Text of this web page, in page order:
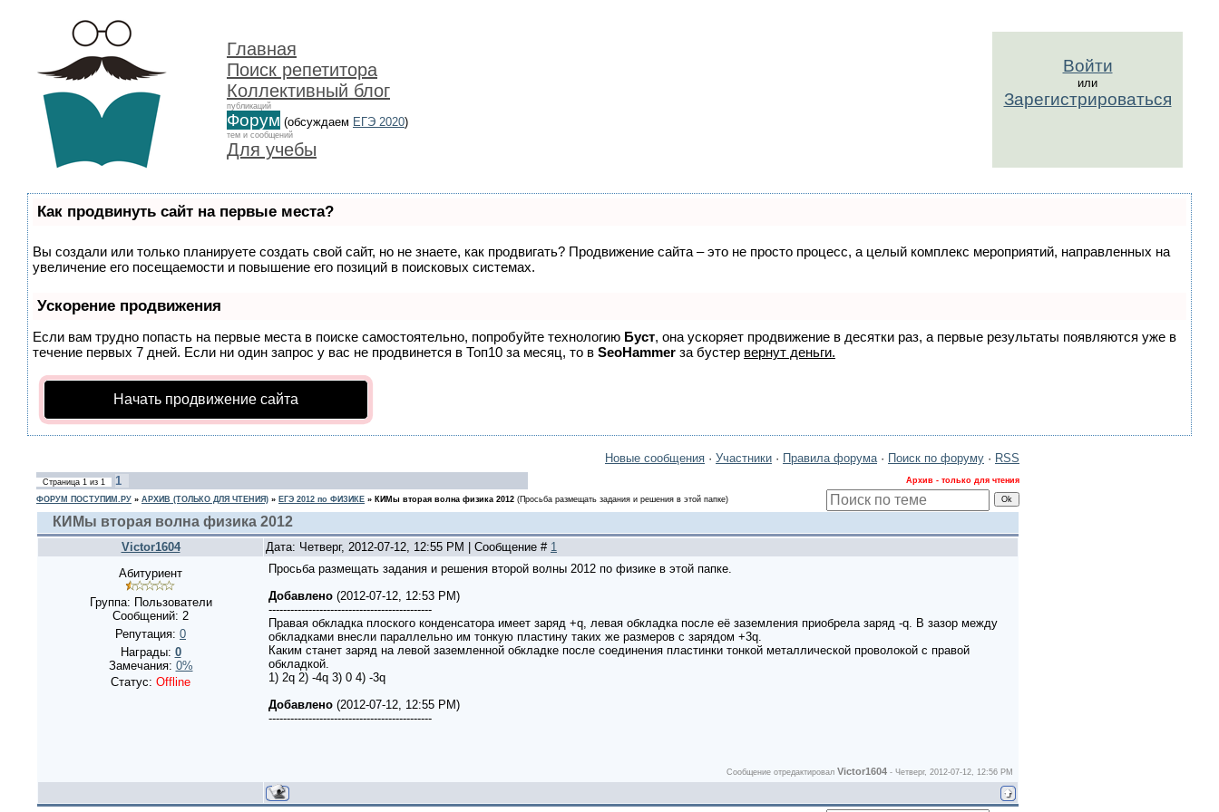
Главная
Поиск репетитора
Коллективный блог
публикаций
Форум (обсуждаем ЕГЭ 2020)
тем и сообщений
Для учебы
Войти
или
Зарегистрироваться
Как продвинуть сайт на первые места?
Вы создали или только планируете создать свой сайт, но не знаете, как продвигать? Продвижение сайта – это не просто процесс, а целый комплекс мероприятий, направленных на
увеличение его посещаемости и повышение его позиций в поисковых системах.
Ускорение продвижения
Если вам трудно попасть на первые места в поиске самостоятельно, попробуйте технологию Буст, она ускоряет продвижение в десятки раз, а первые результаты появляются уже в
течение первых 7 дней. Если ни один запрос у вас не продвинется в Топ10 за месяц, то в SeoHammer за бустер вернут деньги.
Начать продвижение сайта
Новые сообщения · Участники · Правила форума· Поиск по форуму · RSS
Страница 1 из 1 1 Архив - только для чтения
ФОРУМ ПОСТУПИМ.РУ » АРХИВ (ТОЛЬКО ДЛЯ ЧТЕНИЯ) » ЕГЭ 2012 по ФИЗИКЕ » КИМы вторая волна физика 2012 (Просьба размещать задания и решения в этой папке)
КИМы вторая волна физика 2012
Victor1604 Дата: Четверг, 2012-07-12, 12:55 PM | Сообщение # 1
Абитуриент
Группа: Пользователи
Сообщений: 2
Репутация: 0
Награды: 0
Замечания: 0%
Статус: Offline
Просьба размещать задания и решения второй волны 2012 по физике в этой папке.
Добавлено (2012-07-12, 12:53 PM)
---------------------------------------------
Правая обкладка плоского конденсатора имеет заряд +q, левая обкладка после её заземления приобрела заряд -q. В зазор между
обкладками внесли параллельно им тонкую пластину таких же размеров с зарядом +3q.
Каким станет заряд на левой заземленной обкладке после соединения пластинки тонкой металлической проволокой с правой
обкладкой.
1) 2q 2) -4q 3) 0 4) -3q
Добавлено (2012-07-12, 12:55 PM)
---------------------------------------------
Сообщение отредактировал Victor1604 - Четверг, 2012-07-12, 12:56 PM